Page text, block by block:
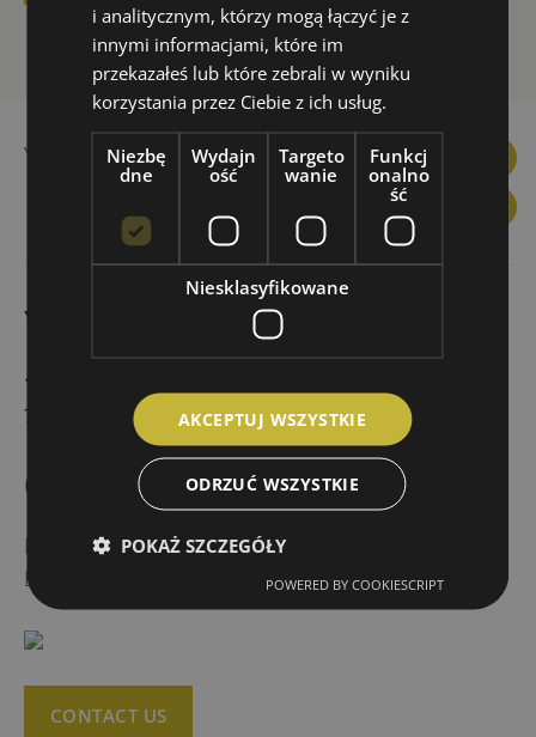
YouEnglish prices
FacebookLinkedinInstagramYouTube
YouEnglish BLOG
137 days to Holidays!
7 February 2023
Quick contact
Phone:+48 535 634 899
Email:
contact@youenglish.school
CONTACT US
i analitycznym, którzy mogą łączyć je z
innymi informacjami, które im
przekazałeś lub które zebrali w wyniku
korzystania przez Ciebie z ich usług.
Niezbę
dne
Wydajn
ość
Targeto
wanie
Funkcj
onalno
ść
Niesklasyfikowane
AKCEPTUJ WSZYSTKIE
ODRZUĆ WSZYSTKIE
POKAŻ SZCZEGÓŁY
POWERED BY COOKIESCRIPT